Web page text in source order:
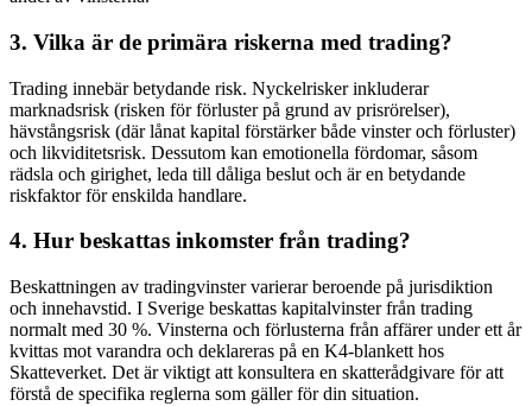
3. Vilka är de primära riskerna med trading?
Trading innebär betydande risk. Nyckelrisker inkluderar
marknadsrisk (risken för förluster på grund av prisrörelser),
hävstångsrisk (där lånat kapital förstärker både vinster och förluster)
och likviditetsrisk. Dessutom kan emotionella fördomar, såsom
rädsla och girighet, leda till dåliga beslut och är en betydande
riskfaktor för enskilda handlare.
4. Hur beskattas inkomster från trading?
Beskattningen av tradingvinster varierar beroende på jurisdiktion
och innehavstid. I Sverige beskattas kapitalvinster från trading
normalt med 30 %. Vinsterna och förlusterna från affärer under ett år
kvittas mot varandra och deklareras på en K4-blankett hos
Skatteverket. Det är viktigt att konsultera en skatterådgivare för att
förstå de specifika reglerna som gäller för din situation.